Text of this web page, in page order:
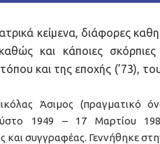
κείμενα, διάφορες
και κάποιες
και της εποχής (’73),
Άσιμος (πραγματικό
1949 – 17 Μαρτίου
και συγγραφέας. Γεννήθηκε